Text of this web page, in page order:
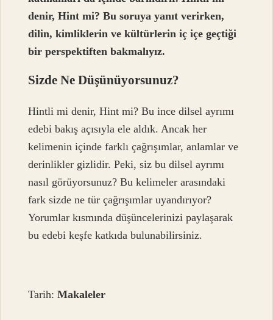
denir, Hint mi? Bu soruya yanıt verirken,
dilin, kimliklerin ve kültürlerin iç içe geçtiği
bir perspektiften bakmalıyız.
Sizde Ne Düşünüyorsunuz?
Hintli mi denir, Hint mi? Bu ince dilsel ayrımı
edebi bakış açısıyla ele aldık. Ancak her
kelimenin içinde farklı çağrışımlar, anlamlar ve
derinlikler gizlidir. Peki, siz bu dilsel ayrımı
nasıl görüyorsunuz? Bu kelimeler arasındaki
fark sizde ne tür çağrışımlar uyandırıyor?
Yorumlar kısmında düşüncelerinizi paylaşarak
bu edebi keşfe katkıda bulunabilirsiniz.
Tarih:Makaleler